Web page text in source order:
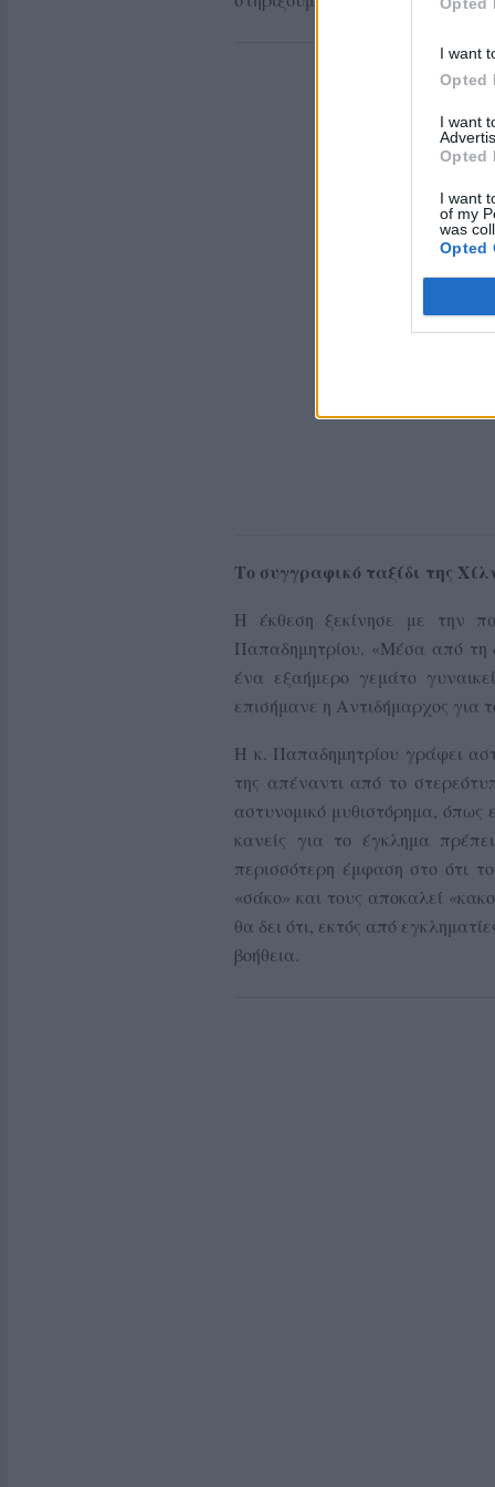
I want
Opted
I want
Opted
I want
of my
was
Opted
Το συγγραφικό ταξίδι της
Η έκθεση ξεκίνησε με την
Παπαδημητρίου. «Μέσα από τη
ένα εξαήμερο γεμάτο
επισήμανε η Αντιδήμαρχος για
Η κ. Παπαδημητρίου γράφει
της απέναντι από το
αστυνομικό μυθιστόρημα, όπως
κανείς για το έγκλημα
περισσότερη έμφαση στο ότι
«σάκο» και τους αποκαλεί
θα δει ότι, εκτός από
βοήθεια.